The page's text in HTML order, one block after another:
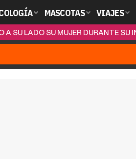
MASCOTAS VIAJES
SU LADO SU MUJER DURANTE SU